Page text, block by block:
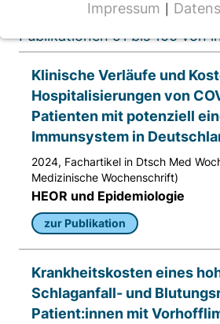
Publikationen 91 bis 100 von
Klinische Verläufe und
Hospitalisierungen von
Patienten mit potenziell
Immunsystem in
2024, Fachartikel in Dtsch Med
Medizinische Wochenschrift)
HEOR und Epidemiologie
zur Publikation
Krankheitskosten eines
Schlaganfall- und
Patient:innen mit
NOTWENDIGE COOKIES
CMS Cookie
Name:
fe_typo_user
TYPO3
Zweck:
Frontend Benutzer
Cookie Laufzeit:
Sitzung
TRACKING
Impressum